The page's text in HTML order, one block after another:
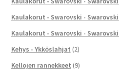
Kaulakorut - Swarovski -
Kaulakorut - Swarovski -
Kehys - Ykköslahjat (2)
Kellojen rannekkeet (9)